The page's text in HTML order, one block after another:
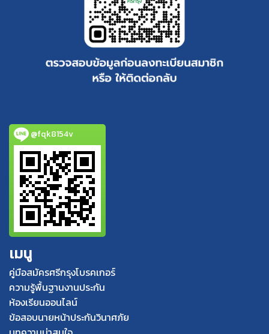
@fqk8154v
เมนู
คู่มือสมัครศรีกรุงโบรคเกอร์
ความรู้พื้นฐานงานประกัน
ห้องเรียนออนไลน์
ข้อสอบนายหน้าประกันวินาศภัย